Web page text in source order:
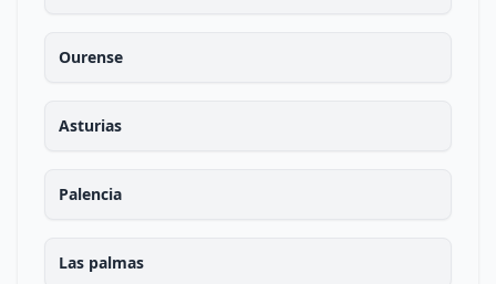
Ourense
Asturias
Palencia
Las palmas